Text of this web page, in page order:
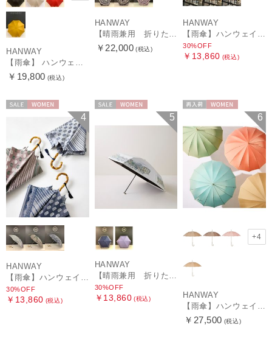
HANWAY
￥19,800 (税込)
HANWAY
￥22,000 (税込)
HANWAY
30%OFF
￥13,860 (税込)
4
HANWAY
【雨傘】ハンウェイ (HANWAY) Pカットジャカード Dot & Stripe mix CJ ドット・アンド・ストライプ・シー・ジェー ショート長傘 日本製
30%OFF
￥13,860 (税込)
5
HANWAY
【晴雨兼用 折りたたみ日傘】ハンウェイ（ＨＡＮＷＡＹ）HW street（ハンウェイ・ストリート）
30%OFF
￥13,860 (税込)
6
+4
HANWAY
【雨傘】ハンウェイ （HANWAY ）真田耳（サナダミミ）長傘 日本製 カーボン骨
￥27,500 (税込)